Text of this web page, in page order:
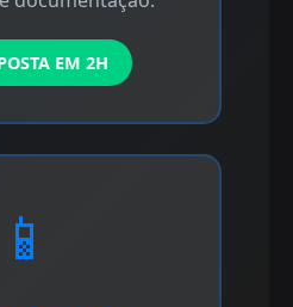
EM 2H
📱